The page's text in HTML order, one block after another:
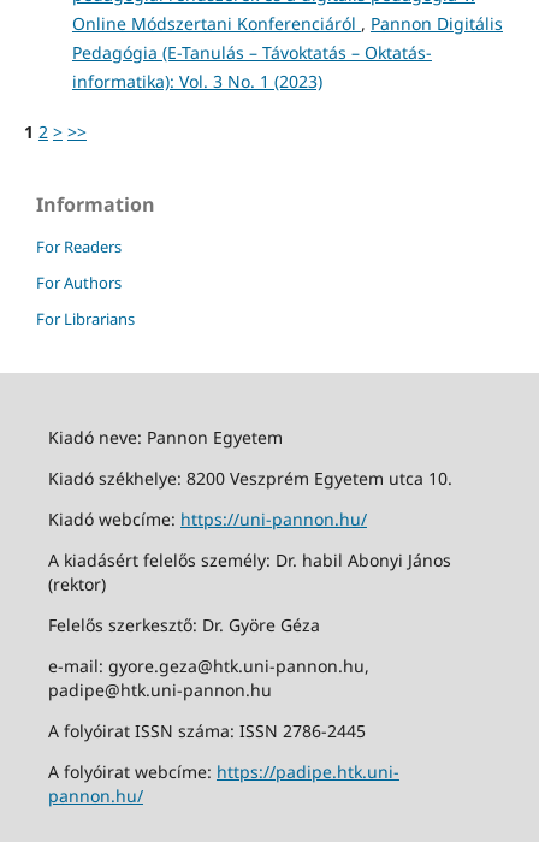
Online Módszertani Konferenciáról , Pannon Digitális
Pedagógia (E-Tanulás – Távoktatás – Oktatás-
informatika): Vol. 3 No. 1 (2023)
1 2 > >>
Information
For Readers
For Authors
For Librarians
Kiadó neve: Pannon Egyetem
Kiadó székhelye: 8200 Veszprém Egyetem utca 10.
Kiadó webcíme: https://uni-pannon.hu/
A kiadásért felelős személy: Dr. habil Abonyi János
(rektor)
Felelős szerkesztő: Dr. Györe Géza
e-mail: gyore.geza@htk.uni-pannon.hu,
padipe@htk.uni-pannon.hu
A folyóirat ISSN száma: ISSN 2786-2445
A folyóirat webcíme: https://padipe.htk.uni-
pannon.hu/